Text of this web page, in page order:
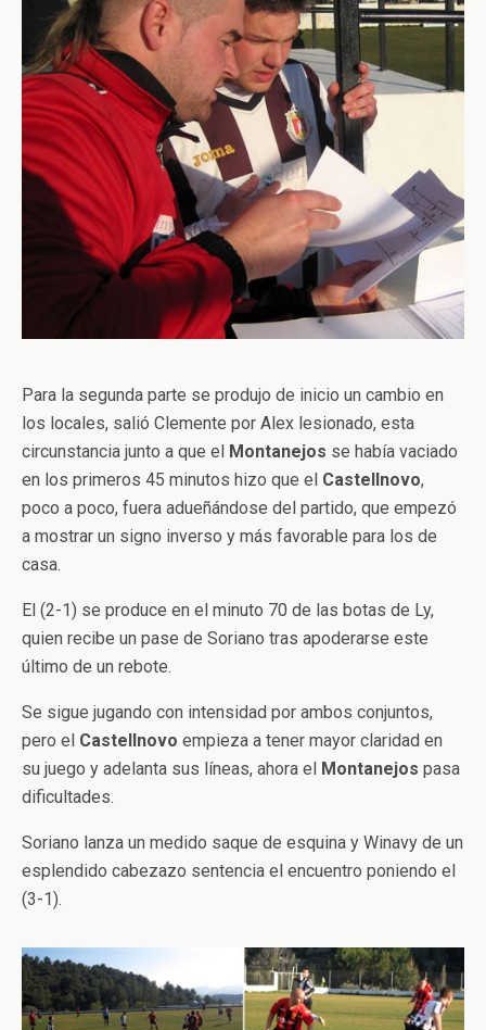
Para la segunda parte se produjo de inicio un cambio en
los locales, salió Clemente por Alex lesionado, esta
circunstancia junto a que el Montanejos se había vaciado
en los primeros 45 minutos hizo que el Castellnovo,
poco a poco, fuera adueñándose del partido, que empezó
a mostrar un signo inverso y más favorable para los de
casa.
El (2-1) se produce en el minuto 70 de las botas de Ly,
quien recibe un pase de Soriano tras apoderarse este
último de un rebote.
Se sigue jugando con intensidad por ambos conjuntos,
pero el Castellnovo empieza a tener mayor claridad en
su juego y adelanta sus líneas, ahora el Montanejos pasa
dificultades.
Soriano lanza un medido saque de esquina y Winavy de un
esplendido cabezazo sentencia el encuentro poniendo el
(3-1).